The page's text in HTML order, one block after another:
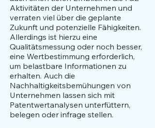
Aktivitäten der Unternehmen und
verraten viel über die geplante
Zukunft und potenzielle Fähigkeiten.
Allerdings ist hierzu eine
Qualitätsmessung oder noch besser,
eine Wertbestimmung erforderlich,
um belastbare Informationen zu
erhalten. Auch die
Nachhaltigkeitsbemühungen von
Unternehmen lassen sich mit
Patentwertanalysen unterfüttern,
belegen oder infrage stellen.